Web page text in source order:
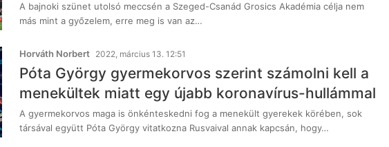
A bajnoki szünet utolsó meccsén a Szeged-Csanád Grosics Akadémia célja nem
más mint a győzelem, erre meg is van az…
Horváth Norbert 2022, március 13. 12:51
Póta György gyermekorvos szerint számolni kell a
menekültek miatt egy újabb koronavírus-hullámmal
A gyermekorvos maga is önkénteskedni fog a menekült gyerekek körében, sok
társával együtt Póta György vitatkozna Rusvaival annak kapcsán, hogy…